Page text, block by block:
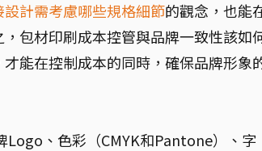
計需考慮哪些規格細節的觀念，也能
包材印刷成本控管與品牌一致性該如
能在控制成本的同時，確保品牌形象
Logo、色彩（CMYK和Pantone）、字